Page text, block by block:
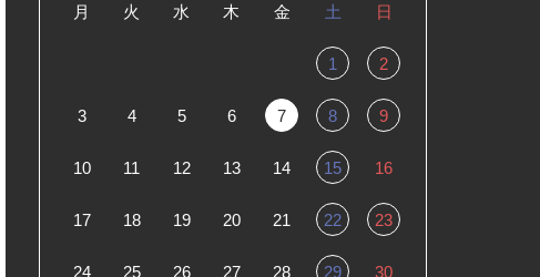
月 火 水 木 金 土 日
1 2
3 4 5 6 7 8 9
10 11 12 13 14 15 16
17 18 19 20 21 22 23
24 25 26 27 28 29 30